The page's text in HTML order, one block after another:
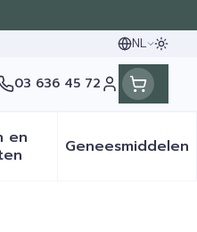
NL
Talen
03 636 45 72
Klant menu
categorie
Thuiszorg en EHBO
en
submenu voor
Geneesmiddelen
Toon